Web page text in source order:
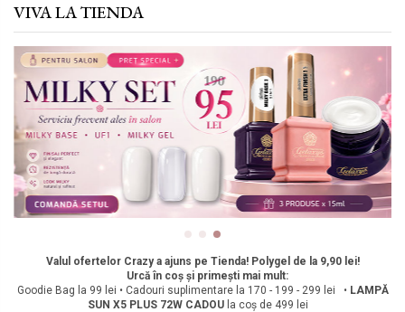
VIVA LA TIENDA
Valul ofertelor Crazy a ajuns pe Tienda! Polygel de la 9,90 lei!
Urcă în coș și primești mai mult:
Goodie Bag la 99 lei • Cadouri suplimentare la 170 - 199 - 299 lei • LAMPĂ
SUN X5 PLUS 72W CADOU la coș de 499 lei